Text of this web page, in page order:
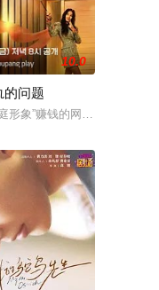
风鸟鸣的环绕
。 他们的爱情始于学校空
中，对方还自称是她的男
忽然对他说：“江逾白，我
10.0
的问题
形象”赚钱的网红夫妇，与